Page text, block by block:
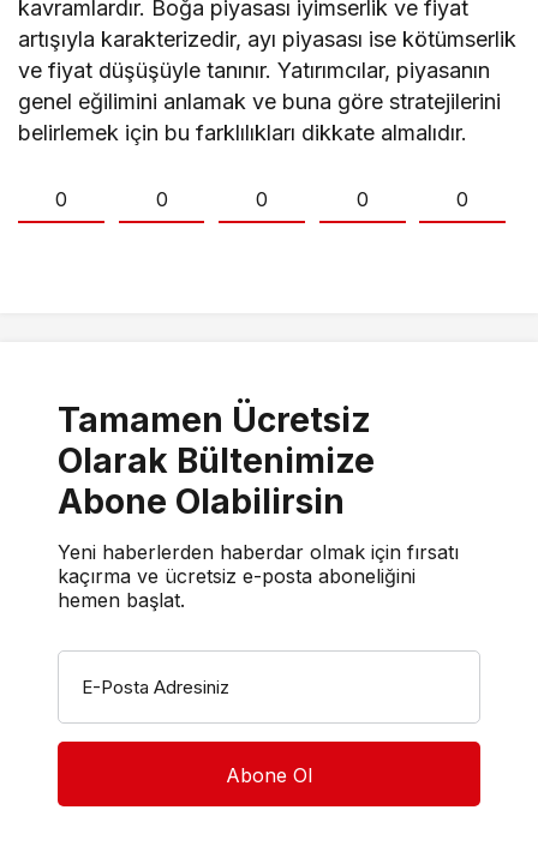
kavramlardır. Boğa piyasası iyimserlik ve fiyat
artışıyla karakterizedir, ayı piyasası ise kötümserlik
ve fiyat düşüşüyle tanınır. Yatırımcılar, piyasanın
genel eğilimini anlamak ve buna göre stratejilerini
belirlemek için bu farklılıkları dikkate almalıdır.
0 0 0 0 0
Tamamen Ücretsiz
Olarak Bültenimize
Abone Olabilirsin
Yeni haberlerden haberdar olmak için fırsatı
kaçırma ve ücretsiz e-posta aboneliğini
hemen başlat.
E-Posta Adresiniz